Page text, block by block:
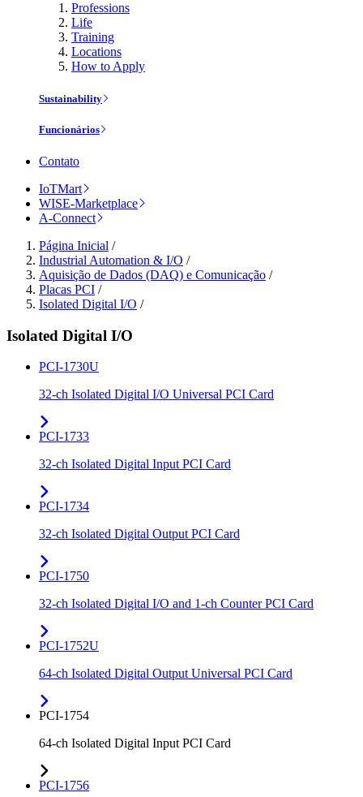
Professions
Life
Training
Locations
How to Apply
Sustainability
Funcionários
Contato
IoTMart
WISE-Marketplace
A-Connect
Página Inicial /
Industrial Automation & I/O /
Aquisição de Dados (DAQ) e Comunicação /
Placas PCI /
Isolated Digital I/O /
Isolated Digital I/O
PCI-1730U
32-ch Isolated Digital I/O Universal PCI Card
PCI-1733
32-ch Isolated Digital Input PCI Card
PCI-1734
32-ch Isolated Digital Output PCI Card
PCI-1750
32-ch Isolated Digital I/O and 1-ch Counter PCI Card
PCI-1752U
64-ch Isolated Digital Output Universal PCI Card
PCI-1754
64-ch Isolated Digital Input PCI Card
PCI-1756